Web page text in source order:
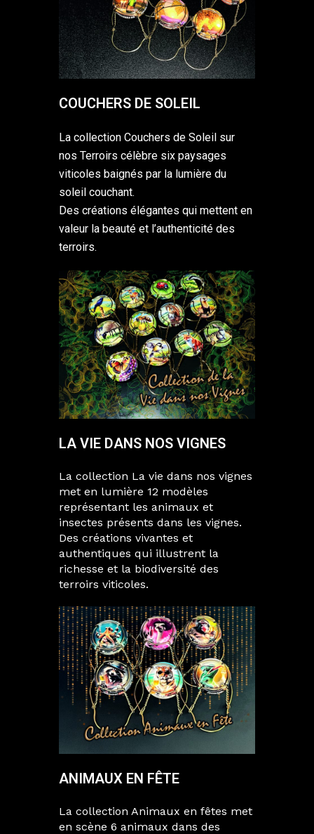
COUCHERS DE SOLEIL
La collection Couchers de Soleil sur
nos Terroirs célèbre six paysages
viticoles baignés par la lumière du
soleil couchant.
Des créations élégantes qui mettent en
valeur la beauté et l’authenticité des
terroirs.
LA VIE DANS NOS VIGNES
La collection La vie dans nos vignes
met en lumière 12 modèles
représentant les animaux et
insectes présents dans les vignes.
Des créations vivantes et
authentiques qui illustrent la
richesse et la biodiversité des
terroirs viticoles.
ANIMAUX EN FÊTE
La collection Animaux en fêtes met
en scène 6 animaux dans des